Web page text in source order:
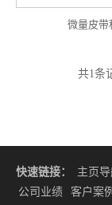
微量皮带
共1 条
快速链接： 主页
公司业绩
客户案例